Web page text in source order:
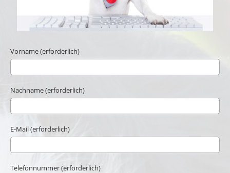
Vorname (erforderlich)
Nachname (erforderlich)
E-Mail (erforderlich)
Telefonnummer (erforderlich)